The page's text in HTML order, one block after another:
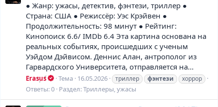
● Жанр: ужасы, детектив, фэнтези, триллер ●
Страна: США ● Режиссёр: Уэс Крэйвен ●
Продолжительность: 98 минут ● Рейтинг:
Кинопоиск 6.6/ IMDb 6.4 Эта картина основана на
реальных событиях, происшедших с ученым
Уэйдом Дэйвисом. Деннис Алан, антрополог из
Гарвардского Университета, отправляется на...
Erasus Тема 16.05.2026 триллер фэнтези хоррор
Ответы: 0 Раздел:Триллеры, ужасы